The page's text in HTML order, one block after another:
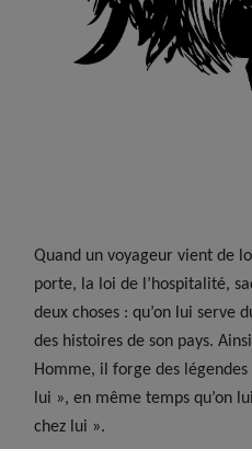
Quand un voyageur vient de
porte, la loi de l’hospitalité,
deux choses : qu’on lui serve
des histoires de son pays.
Homme, il forge des
lui », en même temps qu’on
chez lui ».